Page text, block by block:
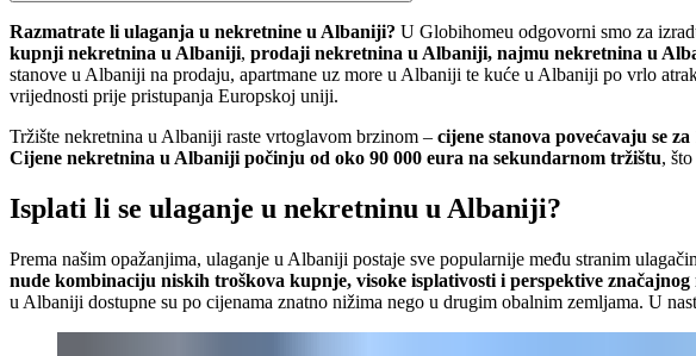
Razmatrate li ulaganja u nekretnine u Albaniji? U Globihomeu odgovorni smo za
kupnji nekretnina u Albaniji, prodaji nekretnina u Albaniji, najmu nekretnina u
stanove u Albaniji na prodaju, apartmane uz more u Albaniji te kuće u Albaniji po vrlo
vrijednosti prije pristupanja Europskoj uniji.
Tržište nekretnina u Albaniji raste vrtoglavom brzinom – cijene stanova povećavaju se
Cijene nekretnina u Albaniji počinju od oko 90 000 eura na sekundarnom tržištu,
Isplati li se ulaganje u nekretninu u Albaniji?
Prema našim opažanjima, ulaganje u Albaniji postaje sve popularnije među stranim
nude kombinaciju niskih troškova kupnje, visoke isplativosti i perspektive
u Albaniji dostupne su po cijenama znatno nižima nego u drugim obalnim zemljama. U